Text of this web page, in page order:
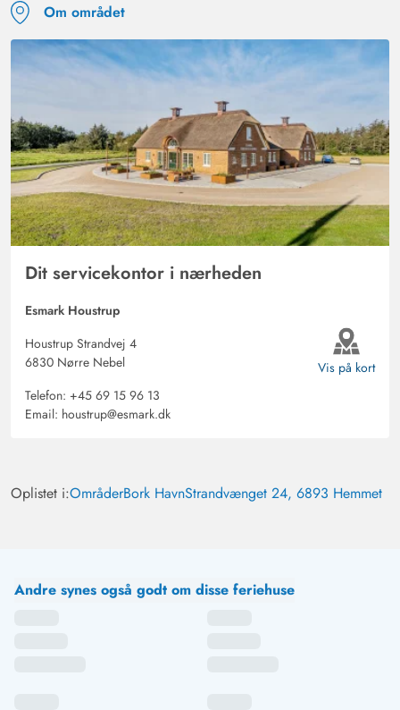
Om området
Dit servicekontor i nærheden
Esmark Houstrup
Houstrup Strandvej 4
6830 Nørre Nebel
Telefon: +45 69 15 96 13
Email: houstrup@esmark.dk
Vis på kort
Oplistet i:OmråderBork HavnStrandvænget 24, 6893 Hemmet
Andre synes også godt om disse feriehuse